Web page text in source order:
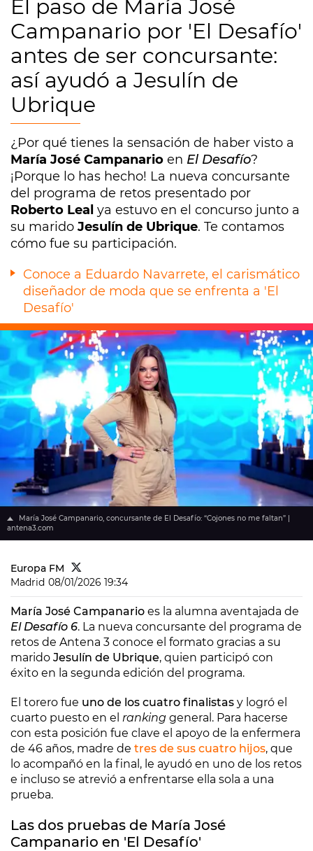
El paso de María José
Campanario por 'El Desafío'
antes de ser concursante:
así ayudó a Jesulín de
Ubrique
¿Por qué tienes la sensación de haber visto a
María José Campanario en El Desafío?
¡Porque lo has hecho! La nueva concursante
del programa de retos presentado por
Roberto Leal ya estuvo en el concurso junto a
su marido Jesulín de Ubrique. Te contamos
cómo fue su participación.
Conoce a Eduardo Navarrete, el carismático
diseñador de moda que se enfrenta a 'El
Desafío'
María José Campanario, concursante de El Desafío: “Cojones no me faltan” |
antena3.com
Europa FM
Madrid 08/01/2026 19:34
María José Campanario es la alumna aventajada de
El Desafío 6. La nueva concursante del programa de
retos de Antena 3 conoce el formato gracias a su
marido Jesulín de Ubrique, quien participó con
éxito en la segunda edición del programa.
El torero fue uno de los cuatro finalistas y logró el
cuarto puesto en el ranking general. Para hacerse
con esta posición fue clave el apoyo de la enfermera
de 46 años, madre de tres de sus cuatro hijos, que
lo acompañó en la final, le ayudó en uno de los retos
e incluso se atrevió a enfrentarse ella sola a una
prueba.
Las dos pruebas de María José
Campanario en 'El Desafío'